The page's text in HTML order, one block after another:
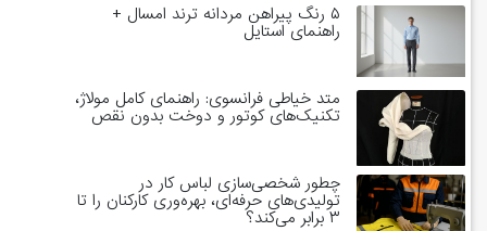
۵ رنگ پیراهن مردانه ترند امسال +
راهنمای استایل
متد خیاطی فرانسوی: راهنمای کامل مولاژ،
تکنیک‌های کوتور و دوخت بدون نقص
چطور شخصی‌سازی لباس کار در
تولیدی‌های حرفه‌ای، بهره‌وری کارکنان را تا
۳ برابر می‌کند؟